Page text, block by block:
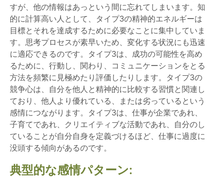
すが、他の情報はあっという間に忘れてしまいます。知
的に計算高い人として、タイプ3の精神的エネルギーは
目標とそれを達成するために必要なことに集中していま
す。思考プロセスが素早いため、変化する状況にも迅速
に適応できるのです。タイプ3は、成功の可能性を高め
るために、行動し、関わり、コミュニケーションをとる
方法を頻繁に見極めたり評価したりします。タイプ3の
競争心は、自分を他人と精神的に比較する習慣と関連し
ており、他人より優れている、または劣っているという
感情につながります。タイプ3は、仕事が企業であれ、
子育てであれ、クリエイティブな活動であれ、自分のし
ていることが自分自身を定義づけるほど、仕事に過度に
没頭する傾向があるのです。
典型的な感情パターン: